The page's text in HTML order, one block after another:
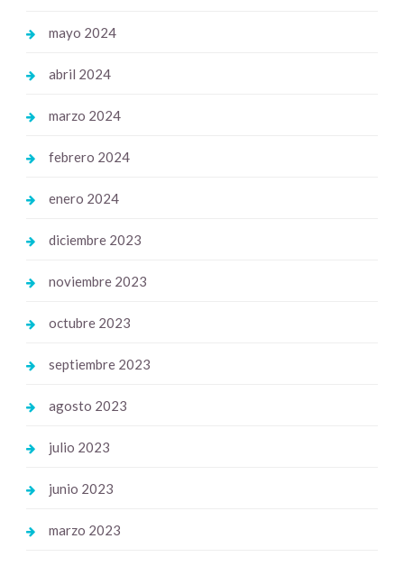
mayo 2024
abril 2024
marzo 2024
febrero 2024
enero 2024
diciembre 2023
noviembre 2023
octubre 2023
septiembre 2023
agosto 2023
julio 2023
junio 2023
marzo 2023